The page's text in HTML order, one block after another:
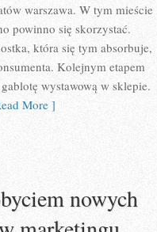
warszawa. W tym mieście
powinno się skorzystać.
która się tym absorbuje,
Kolejnym etapem
wystawową w sklepie.
More ]
nowych